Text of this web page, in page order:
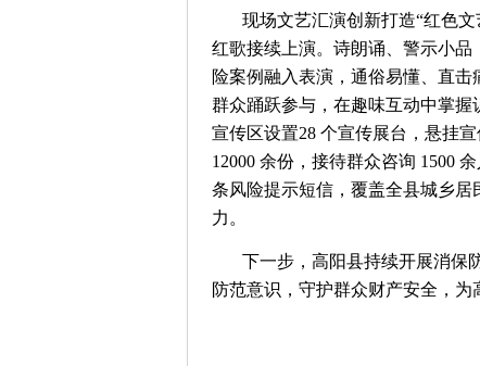
现场文艺汇演创新打造“红色
红歌接续上演。诗朗诵、警示小
险案例融入表演，通俗易懂、直
群众踊跃参与，在趣味互动中掌
宣传区设置28 个宣传展台，悬挂
12000 余份，接待群众咨询 1500
条风险提示短信，覆盖全县城乡
力。
下一步，高阳县持续开展消保
防范意识，守护群众财产安全，为